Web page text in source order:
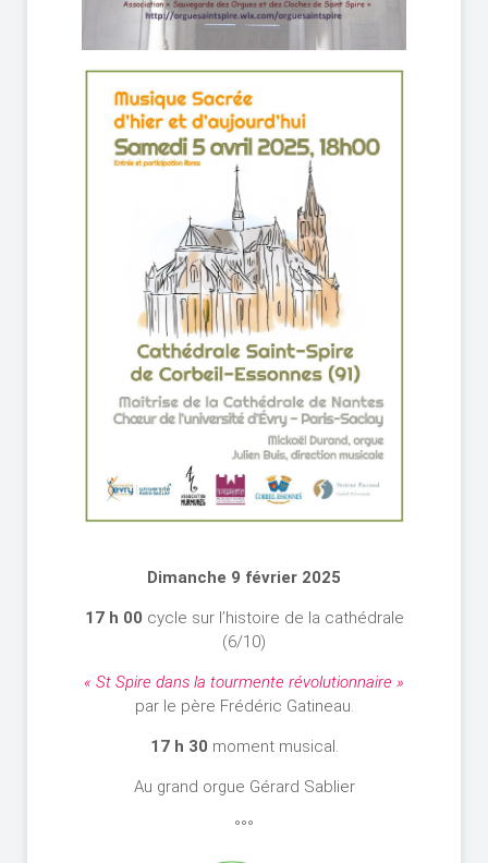
Dimanche 9 février 2025
17 h 00 cycle sur l’histoire de la cathédrale
(6/10)
« St Spire dans la tourmente révolutionnaire »
par le père Frédéric Gatineau.
17 h 30 moment musical.
Au grand orgue Gérard Sablier
°°°